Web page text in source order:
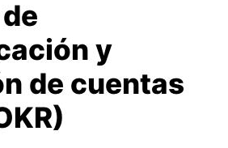
y
de cuentas